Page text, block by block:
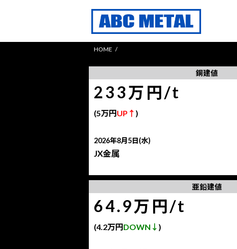
ン
ー
HOME
銅建値
233万円/t
(5万円UP↑ )
2026年8月5日(水)
JX金属
亜鉛建値
64.9万円/t
(4.2万円DOWN↓ )